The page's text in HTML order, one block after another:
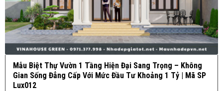
Mẫu Biệt Thự Vườn 1 Tầng Hiện Đại Sang Trọng – Không
Gian Sống Đẳng Cấp Với Mức Đầu Tư Khoảng 1 Tỷ | Mã SP
Lux012